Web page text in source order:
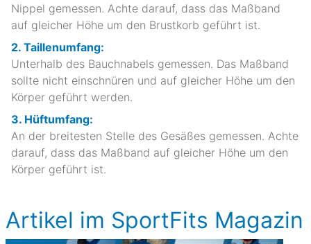
Nippel gemessen. Achte darauf, dass das Maßband
auf gleicher Höhe um den Brustkorb geführt ist.
2. Taillenumfang:
Unterhalb des Bauchnabels gemessen. Das Maßband
sollte nicht einschnüren und auf gleicher Höhe um den
Körper geführt werden.
3. Hüftumfang:
An der breitesten Stelle des Gesäßes gemessen. Achte
darauf, dass das Maßband auf gleicher Höhe um den
Körper geführt ist.
Artikel im SportFits Magazin